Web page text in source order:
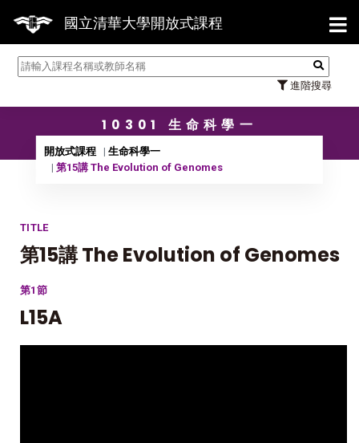
國立清華大學開放式課程
進階搜尋
【
10301 生命科學一
開放式課程
生命科學一
第15講 The Evolution of Genomes
TITLE
第15講 The Evolution of Genomes
第1節
L15A